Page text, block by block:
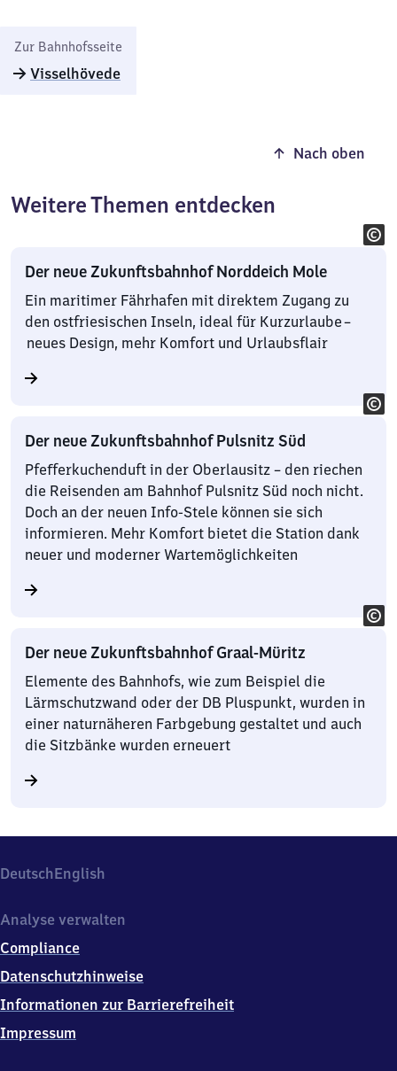
Zur Bahnhofsseite
Visselhövede
Nach oben
Weitere Themen entdecken
Der neue Zukunftsbahnhof Norddeich Mole
Ein maritimer Fährhafen mit direktem Zugang zu
den ostfriesischen Inseln, ideal für Kurzurlaube –
neues Design, mehr Komfort und Urlaubsflair
Der neue Zukunftsbahnhof Pulsnitz Süd
Pfefferkuchenduft in der Oberlausitz – den riechen
die Reisenden am Bahnhof Pulsnitz Süd noch nicht.
Doch an der neuen Info-Stele können sie sich
informieren. Mehr Komfort bietet die Station dank
neuer und moderner Wartemöglichkeiten
Der neue Zukunftsbahnhof Graal-Müritz
Elemente des Bahnhofs, wie zum Beispiel die
Lärmschutzwand oder der DB Pluspunkt, wurden in
einer naturnäheren Farbgebung gestaltet und auch
die Sitzbänke wurden erneuert
DeutschEnglish
Analyse verwalten
Compliance
Datenschutzhinweise
Informationen zur Barrierefreiheit
Impressum